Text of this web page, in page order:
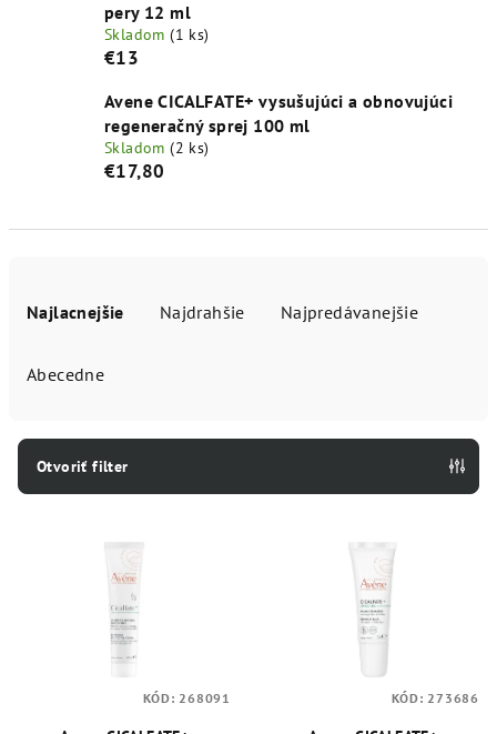
pery 12 ml
Skladom(1 ks)
€13
Avene CICALFATE+ vysušujúci a obnovujúci
regeneračný sprej 100 ml
Skladom(2 ks)
€17,80
p
Najlacnejšie Najdrahšie Najpredávanejšie
Abecedne
Otvoriť filter
KÓD: 268091 KÓD: 273686